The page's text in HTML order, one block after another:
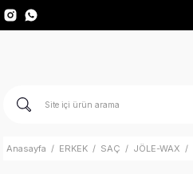
Anasayfa ERKEK SAÇ JÖLE-WAX